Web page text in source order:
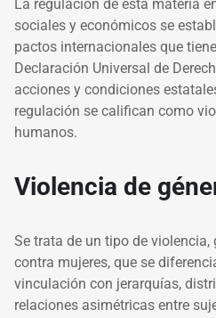
La regulación de esta materia
sociales y económicos se
pactos internacionales que
Declaración Universal de
acciones y condiciones
regulación se califican como
humanos.
Violencia de
Se trata de un tipo de
contra mujeres, que se
vinculación con jerarquías,
relaciones asimétricas entre